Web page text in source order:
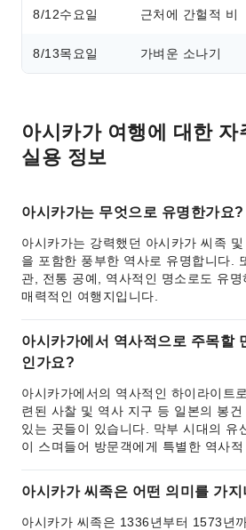
8/12수요일 근처에 간헐적 비
8/13목요일 가벼운 소나기
아시카가 여행에 대한 자
실용 정보
아시카가는 무엇으로 유명한가요?
아시카가는 강력했던 아시카가 씨족
을 포함한 풍부한 역사로 유명합니다.
관, 전통 공예, 역사적인 명소로도 유명
매력적인 여행지입니다.
아시카가에서 역사적으로 주목할
인가요?
아시카가에서의 역사적인 하이라이트
련된 사찰 및 역사 지구 등 일본의 봉
있는 곳들이 있습니다. 막부 시대의 유
이 스며들어 방문객에게 특별한 역사
아시카가 씨족은 어떤 의미를 가지
아시카가 씨족은 1336년부터 1573년